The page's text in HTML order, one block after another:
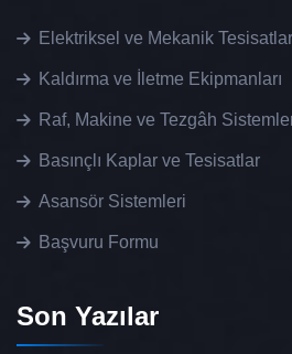
Elektriksel ve Mekanik Tesisatlar
Kaldırma ve İletme Ekipmanları
Raf, Makine ve Tezgâh
Basınçlı Kaplar ve Tesisatlar
Asansör Sistemleri
Başvuru Formu
Son Yazılar